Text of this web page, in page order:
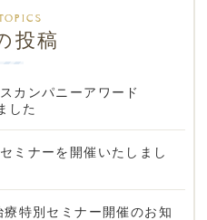
投稿
カンパニーアワード
した
ミナーを開催いたしまし
特別セミナー開催のお知